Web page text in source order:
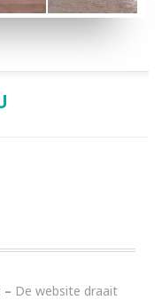
– De website draait